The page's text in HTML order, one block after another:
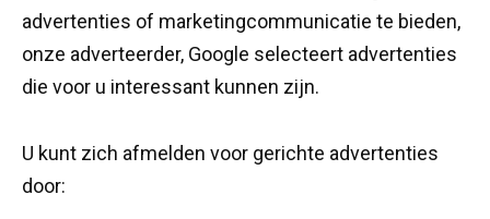
advertenties of marketingcommunicatie te bieden,
onze adverteerder, Google selecteert advertenties
die voor u interessant kunnen zijn.
U kunt zich afmelden voor gerichte advertenties
door: